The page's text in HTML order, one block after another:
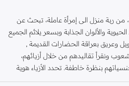
تستهدف هيا كلوزيت كل سيدة، من ربة منزل الى إمرأة عاملة، تبحث عن
اطلالة أنيقة وعصرية بدفقة من الحيوية والألوان الجذابة وبسعر يلائم الجميع
وعريق بعراقة الحضارات القديمة ,
ونقرأ تقاليدهم من خلال أزيائهم،
بنظرة خاطفة. تحدد الأزياء هوية